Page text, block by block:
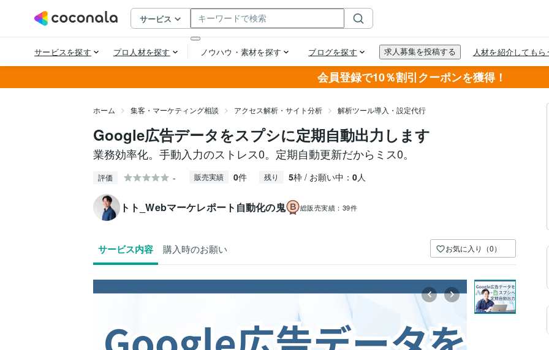
会員登録で10％割引クーポンを獲得！
ホーム 集客・マーケティング相談 アクセス解析・サイト分析 解析ツール導入・設定代行
Google広告データをスプシに定期自動出力します
業務効率化。手動入力のストレス0。定期自動更新だからミス0。
評価 - 販売実績 0件 残り 5枠 / お願い中： 0人
トト_Webマーケレポート自動化の鬼 総販売実績： 39件
サービス内容 購入時のお願い お気に入り（0）